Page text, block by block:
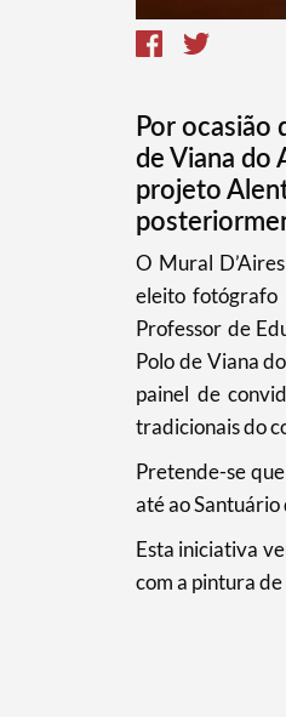
Por ocasião
de Viana do
projeto
​​O Mural
eleito fotógrafo
Professor de
Polo de Viana
painel de
tradicionais do
Pretende-se
até ao Santuário
Esta iniciativa
com a pintura